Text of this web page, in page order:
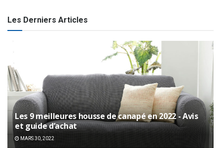
Les Derniers Articles
Les 9 meilleures housse de canapé en 2022 - Avis
et guide d’achat
MARS 30, 2022